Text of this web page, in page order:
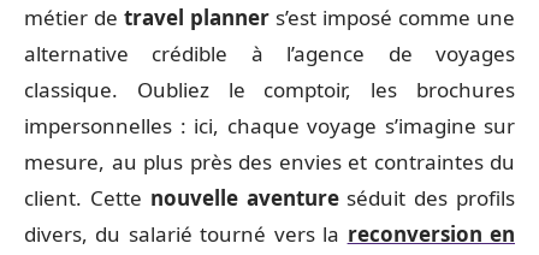
métier de travel planner s’est imposé comme une
alternative crédible à l’agence de voyages
classique. Oubliez le comptoir, les brochures
impersonnelles : ici, chaque voyage s’imagine sur
mesure, au plus près des envies et contraintes du
client. Cette nouvelle aventureséduit des profils
divers, du salarié tourné vers la reconversion en